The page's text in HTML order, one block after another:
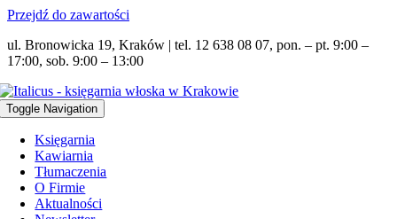
Przejdź do zawartości
ul. Bronowicka 19, Kraków | tel. 12 638 08 07, pon. – pt. 9:00 –
17:00, sob. 9:00 – 13:00
Toggle Navigation
Księgarnia
Kawiarnia
Tłumaczenia
O Firmie
Aktualności